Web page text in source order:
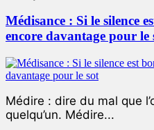
Médisance : Si le silence
encore davantage pour le
Médire : dire du mal que
quelqu’un. Médire...